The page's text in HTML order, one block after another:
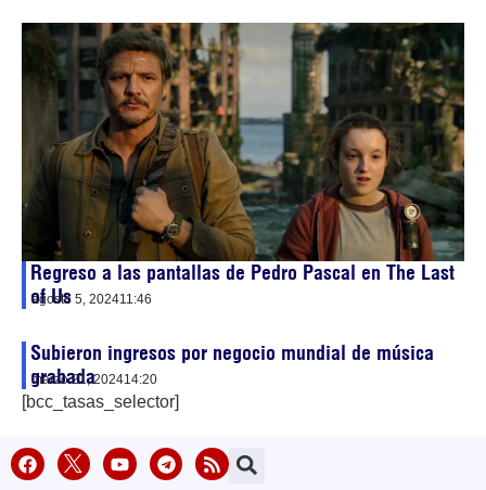
Regreso a las pantallas de Pedro Pascal en The Last
of Us
agosto 5, 202411:46
Subieron ingresos por negocio mundial de música
grabada
marzo 21, 202414:20
[bcc_tasas_selector]